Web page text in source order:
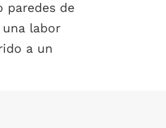
paredes de
labor
a un